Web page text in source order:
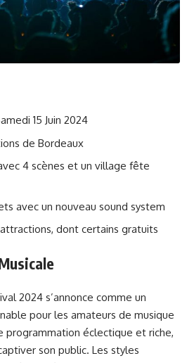
15 Juin 2024
de Bordeaux
4 scènes et un village fête
avec un nouveau sound system
dont certains gratuits
2024 s’annonce comme un
pour les amateurs de musique
programmation éclectique et riche,
son public. Les styles